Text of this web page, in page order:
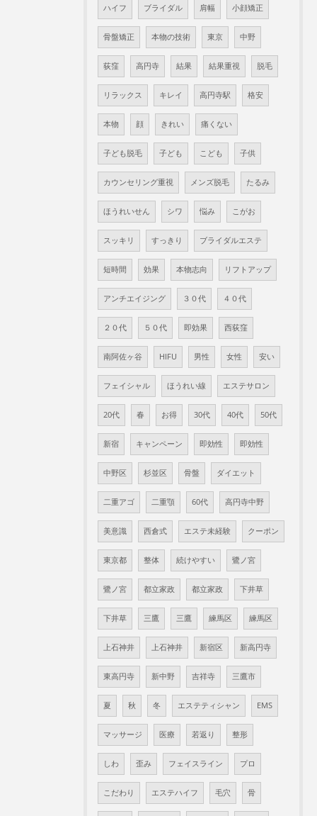
ハイフ ブライダル 肩幅 小顔矯正
骨盤矯正 本物の技術 東京 中野
荻窪 高円寺 結果 結果重視 脱毛
リラックス キレイ 高円寺駅 格安
本物 顔 きれい 痛くない
子ども脱毛 子ども こども 子供
カウンセリング重視 メンズ脱毛 たるみ
ほうれいせん シワ 悩み こがお
スッキリ すっきり ブライダルエステ
短時間 効果 本物志向 リフトアップ
アンチエイジング ３０代 ４０代
２０代 ５０代 即効果 西荻窪
南阿佐ヶ谷 HIFU 男性 女性 安い
フェイシャル ほうれい線 エステサロン
20代 春 お得 30代 40代 50代
新宿 キャンペーン 即効性 即効性
中野区 杉並区 骨盤 ダイエット
二重アゴ 二重顎 60代 高円寺中野
美意識 西倉式 エステ未経験 クーポン
東京都 整体 続けやすい 鷺ノ宮
鷺ノ宮 都立家政 都立家政 下井草
下井草 三鷹 三鷹 練馬区 練馬区
上石神井 上石神井 新宿区 新高円寺
東高円寺 新中野 吉祥寺 三鷹市
夏 秋 冬 エステティシャン EMS
マッサージ 医療 若返り 整形
しわ 歪み フェイスライン プロ
こだわり エステハイフ 毛穴 骨